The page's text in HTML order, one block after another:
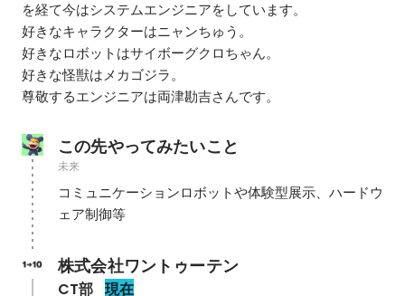
を経て今はシステムエンジニアをしています。
好きなキャラクターはニャンちゅう。
好きなロボットはサイボーグクロちゃん。
好きな怪獣はメカゴジラ。
尊敬するエンジニアは両津勘吉さんです。
この先やってみたいこと
未来
コミュニケーションロボットや体験型展示、ハードウ
ェア制御等
株式会社ワントゥーテン
CT部 現在